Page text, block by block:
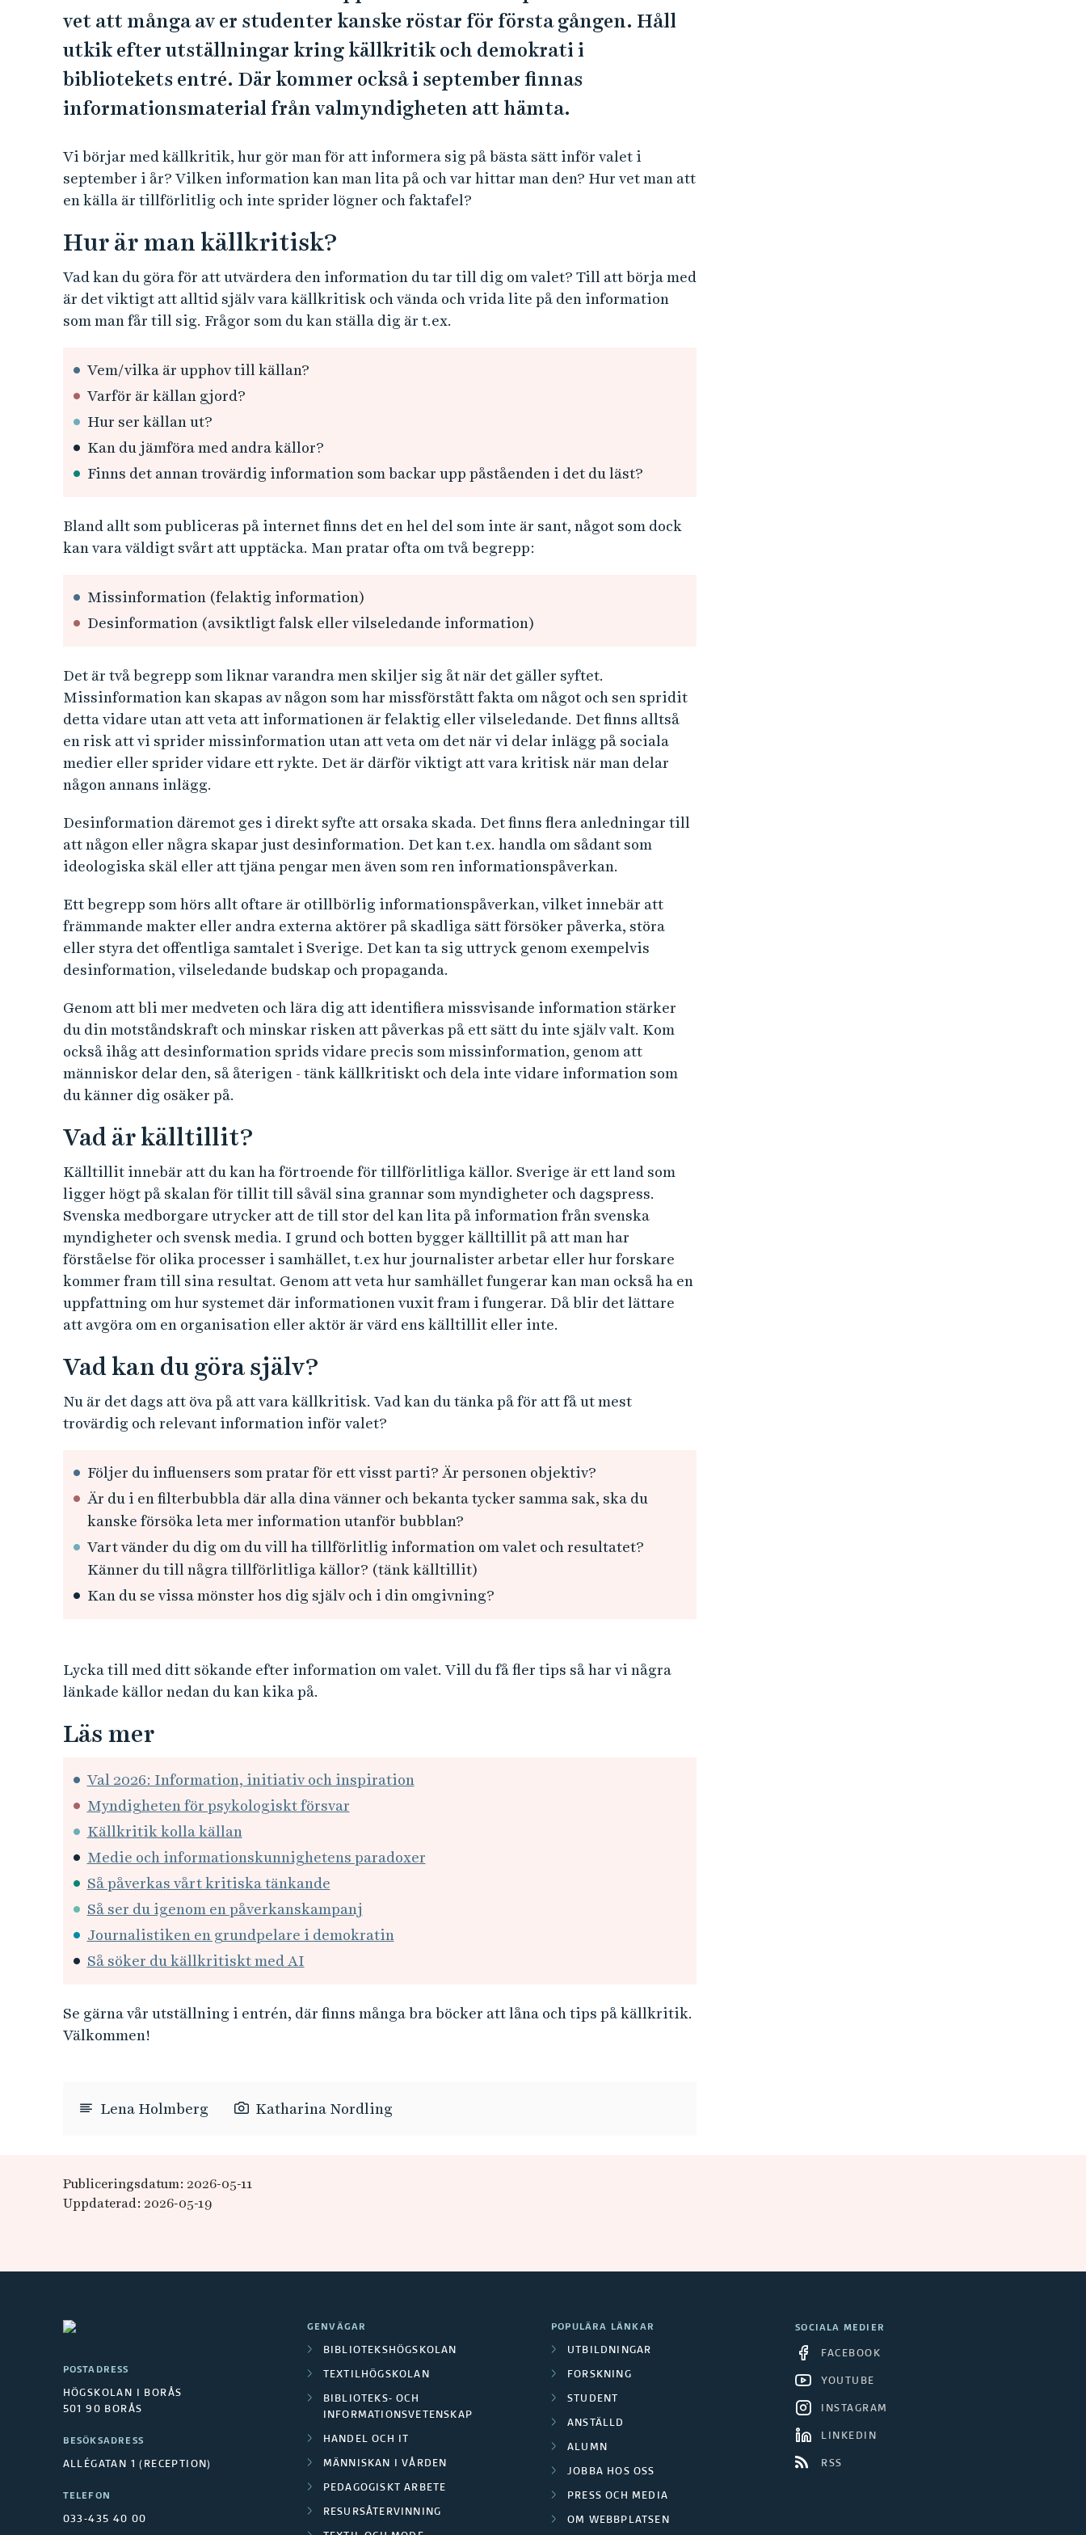
vet att många av er studenter kanske röstar för första gången. Håll
utkik efter utställningar kring källkritik och demokrati i
bibliotekets entré. Där kommer också i september finnas
informationsmaterial från valmyndigheten att hämta.
Vi börjar med källkritik, hur gör man för att informera sig på bästa sätt inför valet i
september i år? Vilken information kan man lita på och var hittar man den? Hur vet man att
en källa är tillförlitlig och inte sprider lögner och faktafel?
Hur är man källkritisk?
Vad kan du göra för att utvärdera den information du tar till dig om valet? Till att börja med
är det viktigt att alltid själv vara källkritisk och vända och vrida lite på den information
som man får till sig. Frågor som du kan ställa dig är t.ex.
Vem/vilka är upphov till källan?
Varför är källan gjord?
Hur ser källan ut?
Kan du jämföra med andra källor?
Finns det annan trovärdig information som backar upp påståenden i det du läst?
Bland allt som publiceras på internet finns det en hel del som inte är sant, något som dock
kan vara väldigt svårt att upptäcka. Man pratar ofta om två begrepp:
Missinformation (felaktig information)
Desinformation (avsiktligt falsk eller vilseledande information)
Det är två begrepp som liknar varandra men skiljer sig åt när det gäller syftet.
Missinformation kan skapas av någon som har missförstått fakta om något och sen spridit
detta vidare utan att veta att informationen är felaktig eller vilseledande. Det finns alltså
en risk att vi sprider missinformation utan att veta om det när vi delar inlägg på sociala
medier eller sprider vidare ett rykte. Det är därför viktigt att vara kritisk när man delar
någon annans inlägg.
Desinformation däremot ges i direkt syfte att orsaka skada. Det finns flera anledningar till
att någon eller några skapar just desinformation. Det kan t.ex. handla om sådant som
ideologiska skäl eller att tjäna pengar men även som ren informationspåverkan.
Ett begrepp som hörs allt oftare är otillbörlig informationspåverkan, vilket innebär att
främmande makter eller andra externa aktörer på skadliga sätt försöker påverka, störa
eller styra det offentliga samtalet i Sverige. Det kan ta sig uttryck genom exempelvis
desinformation, vilseledande budskap och propaganda.
Genom att bli mer medveten och lära dig att identifiera missvisande information stärker
du din motståndskraft och minskar risken att påverkas på ett sätt du inte själv valt. Kom
också ihåg att desinformation sprids vidare precis som missinformation, genom att
människor delar den, så återigen - tänk källkritiskt och dela inte vidare information som
du känner dig osäker på.
Vad är källtillit?
Källtillit innebär att du kan ha förtroende för tillförlitliga källor. Sverige är ett land som
ligger högt på skalan för tillit till såväl sina grannar som myndigheter och dagspress.
Svenska medborgare utrycker att de till stor del kan lita på information från svenska
myndigheter och svensk media. I grund och botten bygger källtillit på att man har
förståelse för olika processer i samhället, t.ex hur journalister arbetar eller hur forskare
kommer fram till sina resultat. Genom att veta hur samhället fungerar kan man också ha en
uppfattning om hur systemet där informationen vuxit fram i fungerar. Då blir det lättare
att avgöra om en organisation eller aktör är värd ens källtillit eller inte.
Vad kan du göra själv?
Nu är det dags att öva på att vara källkritisk. Vad kan du tänka på för att få ut mest
trovärdig och relevant information inför valet?
Följer du influensers som pratar för ett visst parti? Är personen objektiv?
Är du i en filterbubbla där alla dina vänner och bekanta tycker samma sak, ska du
kanske försöka leta mer information utanför bubblan?
Vart vänder du dig om du vill ha tillförlitlig information om valet och resultatet?
Känner du till några tillförlitliga källor? (tänk källtillit)
Kan du se vissa mönster hos dig själv och i din omgivning?
Lycka till med ditt sökande efter information om valet. Vill du få fler tips så har vi några
länkade källor nedan du kan kika på.
Läs mer
Val 2026: Information, initiativ och inspiration
Myndigheten för psykologiskt försvar
Källkritik kolla källan
Medie och informationskunnighetens paradoxer
Så påverkas vårt kritiska tänkande
Så ser du igenom en påverkanskampanj
Journalistiken en grundpelare i demokratin
Så söker du källkritiskt med AI
Se gärna vår utställning i entrén, där finns många bra böcker att låna och tips på källkritik.
Välkommen!
Lena Holmberg Katharina Nordling
Publiceringsdatum: 2026-05-11
Uppdaterad: 2026-05-19
POSTADRESS
HÖGSKOLAN I BORÅS
501 90 BORÅS
BESÖKSADRESS
ALLÉGATAN 1 (RECEPTION)
TELEFON
033-435 40 00
GENVÄGAR
BIBLIOTEKSHÖGSKOLAN
TEXTILHÖGSKOLAN
BIBLIOTEKS- OCH
INFORMATIONSVETENSKAP
HANDEL OCH IT
MÄNNISKAN I VÅRDEN
PEDAGOGISKT ARBETE
RESURSÅTERVINNING
POPULÄRA LÄNKAR
UTBILDNINGAR
FORSKNING
STUDENT
ANSTÄLLD
ALUMN
JOBBA HOS OSS
PRESS OCH MEDIA
OM WEBBPLATSEN
SOCIALA MEDIER
FACEBOOK
YOUTUBE
INSTAGRAM
LINKEDIN
RSS